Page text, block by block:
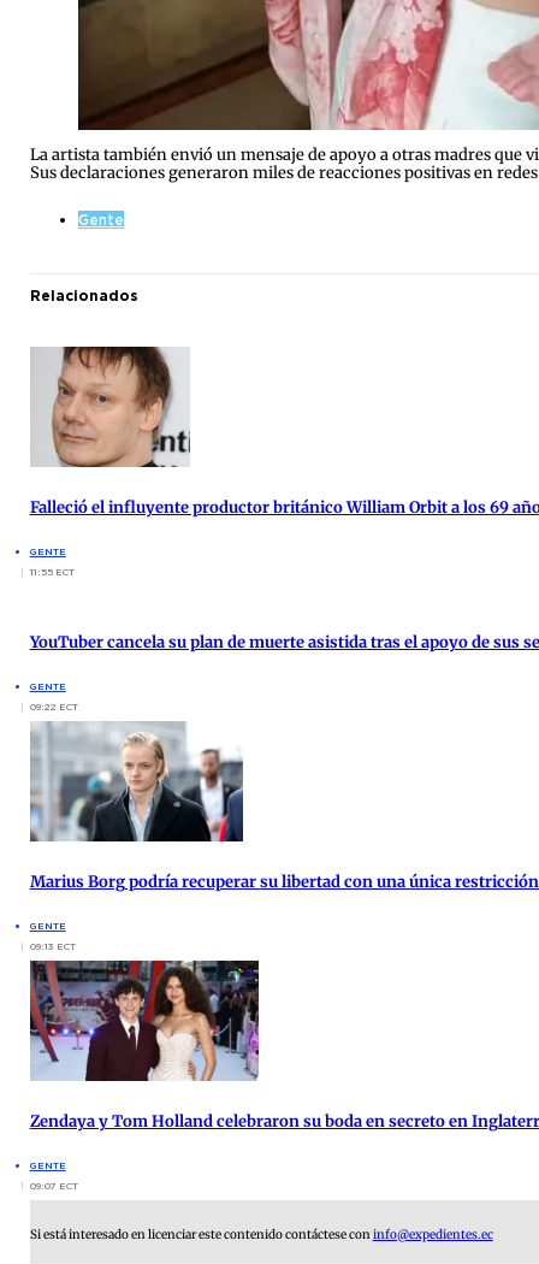
La artista también envió un mensaje de apoyo a otras madres que
Sus declaraciones generaron miles de reacciones positivas en
Gente
Relacionados
Falleció el influyente productor británico William Orbit a los 69
GENTE
11:55 ECT
YouTuber cancela su plan de muerte asistida tras el apoyo de sus
GENTE
09:22 ECT
Marius Borg podría recuperar su libertad con una única
GENTE
09:13 ECT
Zendaya y Tom Holland celebraron su boda en secreto en
GENTE
09:07 ECT
Si está interesado en licenciar este contenido contáctese coninfo@expedientes.ec